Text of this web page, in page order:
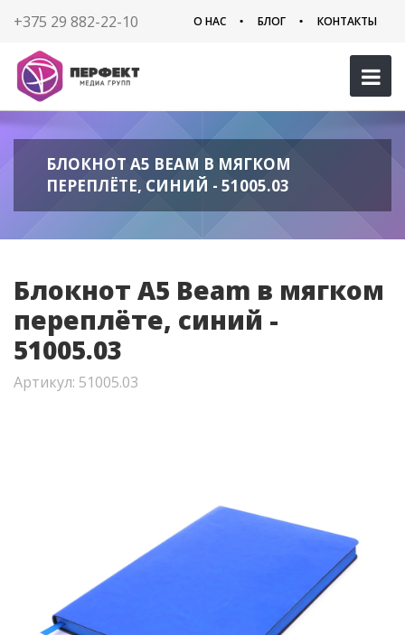
+375 29 882-22-10 О НАС БЛОГ КОНТАКТЫ
БЛОКНОТ A5 BEAM В МЯГКОМ
ПЕРЕПЛЁТЕ, СИНИЙ - 51005.03
Блокнот A5 Beam в мягком
переплёте, синий -
51005.03
Артикул: 51005.03